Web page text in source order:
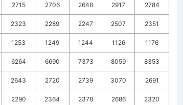
2715 2706 2648 2917 2784
2323 2289 2247 2507 2351
1253 1249 1244 1126 1176
6264 6690 7373 8059 8353
2643 2720 2739 3070 2691
2290 2364 2378 2686 2320